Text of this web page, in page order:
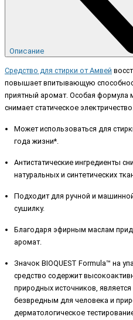
Описание
Средство для стирки от Амвей
повышает впитывающую
приятный аромат. Особая формула
снимает статическое
Может использоваться для
года жизни*.
Антистатические ингредиенты
натуральных и синтетических
Подходит для ручной и
сушилку.
Благодаря эфирным маслам
аромат.
Значок BIOQUEST Formula™ на
средство содержит
природных источников,
безвредным для человека и
дерматологическое